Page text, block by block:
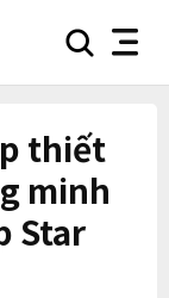
searchnav
thiết
minh
Star